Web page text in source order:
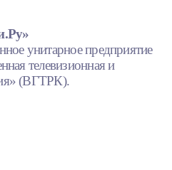
унитарное предприятие
телевизионная и
(ВГТРК).